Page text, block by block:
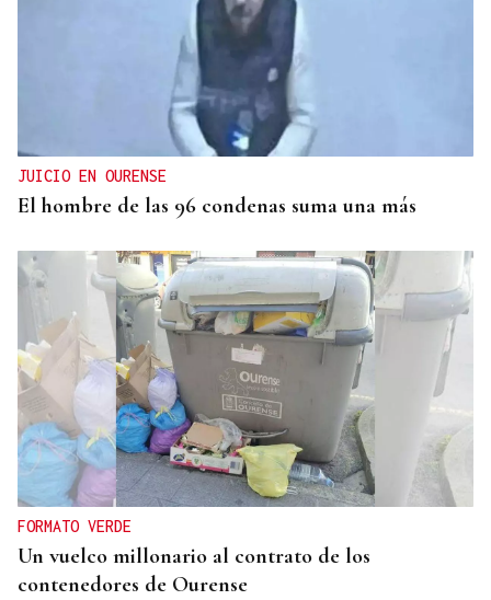
JUICIO EN OURENSE
El hombre de las 96 condenas suma una más
FORMATO VERDE
Un vuelco millonario al contrato de los
contenedores de Ourense